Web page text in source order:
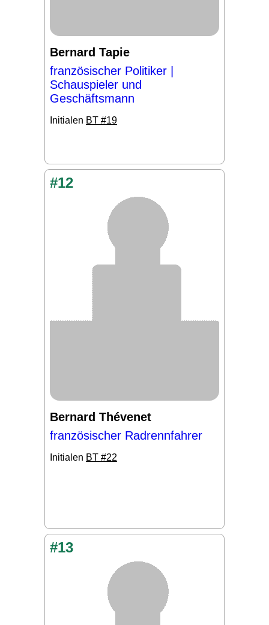
Bernard Tapie
französischer Politiker |
Schauspieler und
Geschäftsmann
Initialen BT #19
#12
Bernard Thévenet
französischer Radrennfahrer
Initialen BT #22
#13